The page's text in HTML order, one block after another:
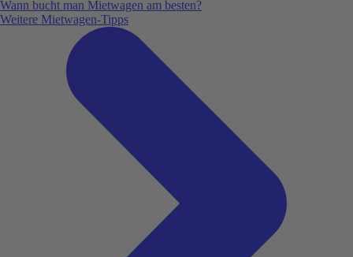
Wann bucht man Mietwagen am besten?
Weitere Mietwagen-Tipps